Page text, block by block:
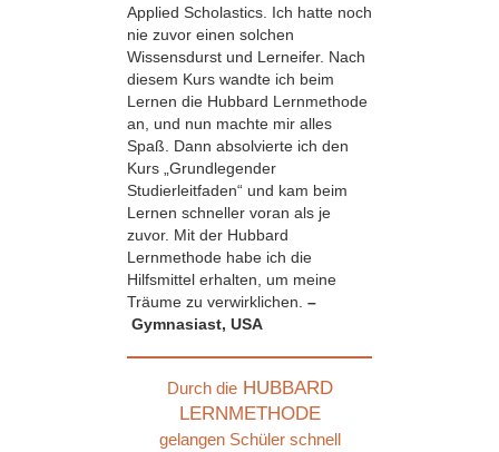
Applied Scholastics. Ich hatte noch
nie zuvor einen solchen
Wissensdurst und Lerneifer. Nach
diesem Kurs wandte ich beim
Lernen die Hubbard Lernmethode
an, und nun machte mir alles
Spaß. Dann absolvierte ich den
Kurs „Grundlegender
Studierleitfaden“ und kam beim
Lernen schneller voran als je
zuvor. Mit der Hubbard
Lernmethode habe ich die
Hilfsmittel erhalten, um meine
Träume zu verwirklichen. –
Gymnasiast, USA
Durch dieHUBBARD
LERNMETHODE
gelangen Schüler schnell